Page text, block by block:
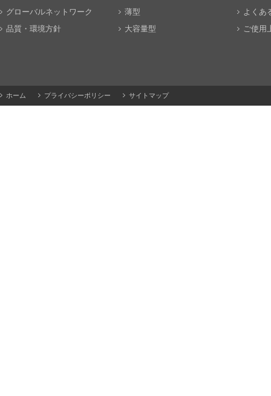
グローバルネットワーク
品質・環境方針
薄型
大容量型
よくあ
ご使用
ホーム プライバシーポリシー サイトマップ